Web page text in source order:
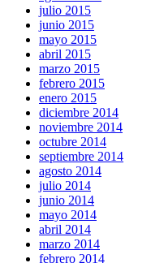
julio 2015
junio 2015
mayo 2015
abril 2015
marzo 2015
febrero 2015
enero 2015
diciembre 2014
noviembre 2014
octubre 2014
septiembre 2014
agosto 2014
julio 2014
junio 2014
mayo 2014
abril 2014
marzo 2014
febrero 2014